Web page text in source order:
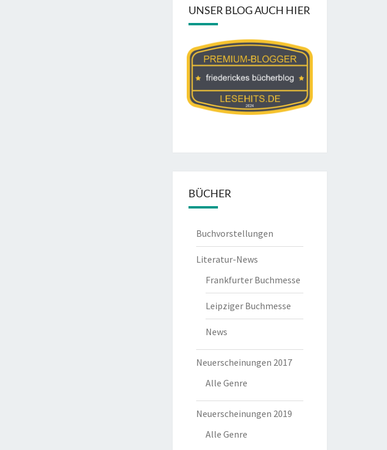
UNSER BLOG AUCH HIER
BÜCHER
Buchvorstellungen
Literatur-News
Frankfurter Buchmesse
Leipziger Buchmesse
News
Neuerscheinungen 2017
Alle Genre
Neuerscheinungen 2019
Alle Genre